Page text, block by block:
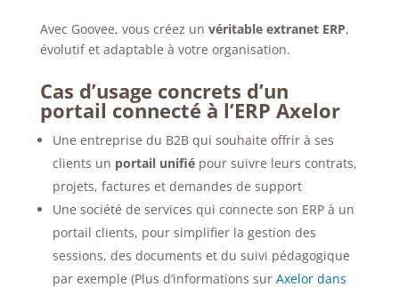
Avec Goovee, vous créez un véritable extranet ERP,
évolutif et adaptable à votre organisation.
Cas d’usage concrets d’un
portail connecté à l’ERP Axelor
Une entreprise du B2B qui souhaite offrir à ses
clients un portail unifiépour suivre leurs contrats,
projets, factures et demandes de support
Une société de services qui connecte son ERP à un
portail clients, pour simplifier la gestion des
sessions, des documents et du suivi pédagogique
par exemple (Plus d’informations surAxelor dans